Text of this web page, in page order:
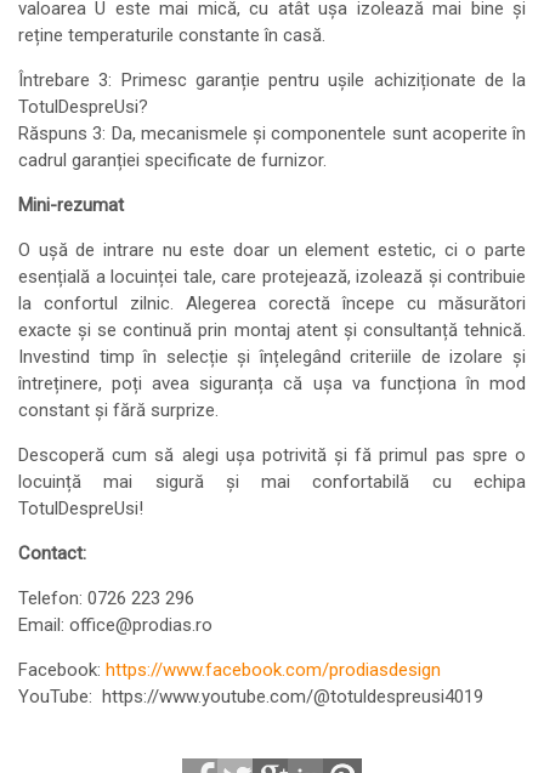
valoarea U este mai mică, cu atât ușa izolează mai bine și
reține temperaturile constante în casă.
Întrebare 3: Primesc garanție pentru ușile achiziționate de la
TotulDespreUsi?
Răspuns 3: Da, mecanismele și componentele sunt acoperite în
cadrul garanției specificate de furnizor.
Mini-rezumat
O ușă de intrare nu este doar un element estetic, ci o parte
esențială a locuinței tale, care protejează, izolează și contribuie
la confortul zilnic. Alegerea corectă începe cu măsurători
exacte și se continuă prin montaj atent și consultanță tehnică.
Investind timp în selecție și înțelegând criteriile de izolare și
întreținere, poți avea siguranța că ușa va funcționa în mod
constant și fără surprize.
Descoperă cum să alegi ușa potrivită și fă primul pas spre o
locuință mai sigură și mai confortabilă cu echipa
TotulDespreUsi!
Contact:
Telefon: 0726 223 296
Email: office@prodias.ro
Facebook: https://www.facebook.com/prodiasdesign
YouTube: https://www.youtube.com/@totuldespreusi4019